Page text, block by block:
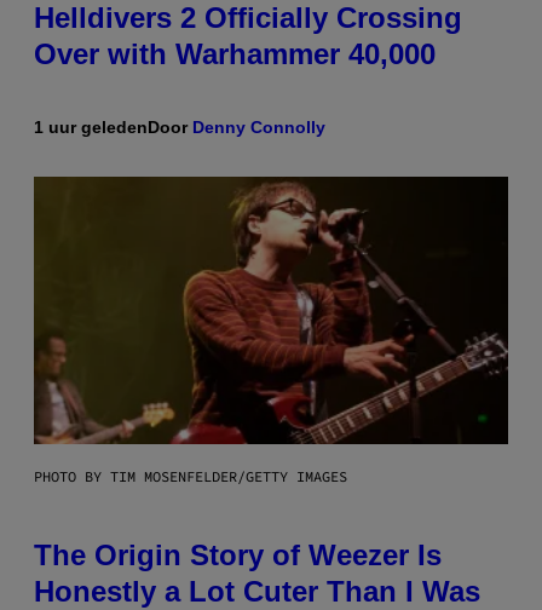
Helldivers 2 Officially Crossing
Over with Warhammer 40,000
1 uur geledenDoor Denny Connolly
PHOTO BY TIM MOSENFELDER/GETTY IMAGES
The Origin Story of Weezer Is
Honestly a Lot Cuter Than I Was